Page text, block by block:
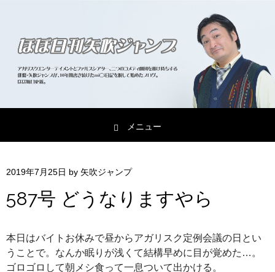
メニュー
2019年7月25日 by 矢吹ジャンプ
587号 どうなりますやら
本日はバイトお休みで昼からアガリスク定例会議の日とい
うことで。なんか眠りが浅くて結構早めに目が覚めた…。
ゴロゴロして朝メシ食って一息ついて出かける。